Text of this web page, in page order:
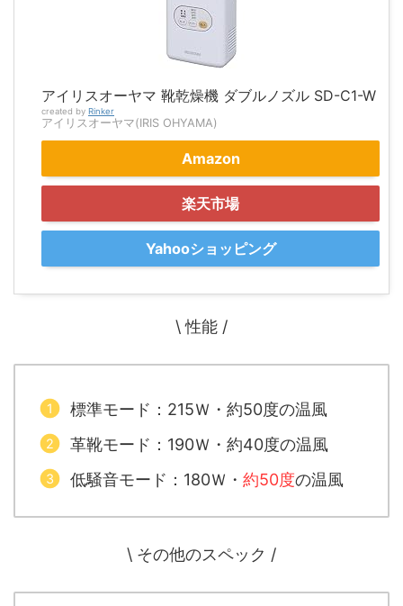
アイリスオーヤマ 靴乾燥機 ダブルノズル SD-C1-W
created by Rinker
アイリスオーヤマ(IRIS OHYAMA)
Amazon
楽天市場
Yahooショッピング
\ 性能 /
標準モード：215Ｗ・約50度の温風
革靴モード：190Ｗ・約40度の温風
低騒音モード：180Ｗ・ 約50度の温風
\ その他のスペック /